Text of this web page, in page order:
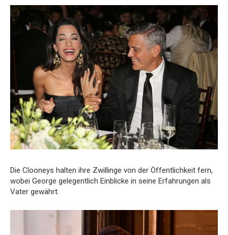
Die Clooneys halten ihre Zwillinge von der Öffentlichkeit fern,
wobei George gelegentlich Einblicke in seine Erfahrungen als
Vater gewährt.